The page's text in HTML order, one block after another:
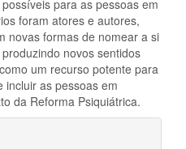
para as pessoas em
foram atores e autores,
novas formas de nomear a si
novos sentidos
um recurso potente para
incluir as pessoas em
da Reforma Psiquiátrica.